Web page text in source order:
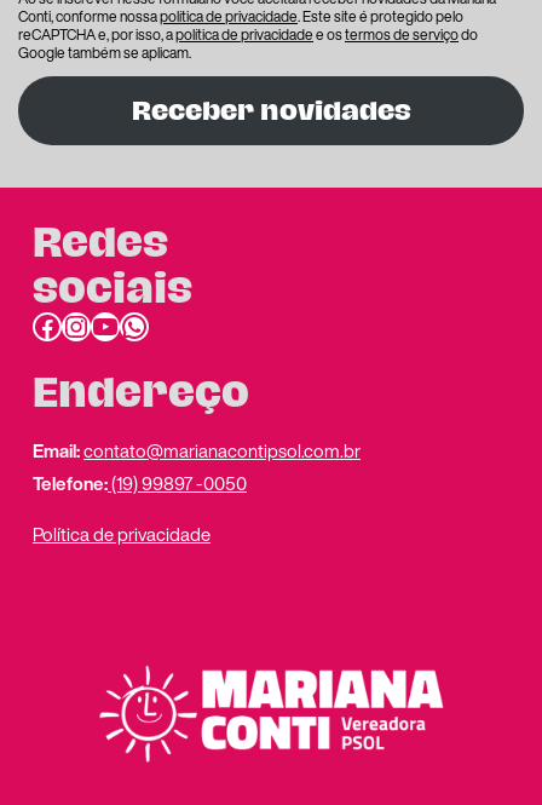
Conti, conforme nossapolítica de privacidade. Este site é protegido pelo
reCAPTCHA e, por isso, apolítica de privacidadee ostermos de serviçodo
Google também se aplicam.
Receber novidades
Redes
sociais
Facebook InstagramYoutube link do whatsapp
Endereço
Email:contato@marianacontipsol.com.br
Telefone:(19) 99897 -0050
Política de privacidade